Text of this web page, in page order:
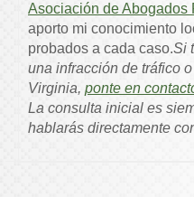
Asociación de Abogados
aporto mi conocimiento
probados a cada caso.Si
una infracción de tráfico
Virginia, ponte en
La consulta inicial es
hablarás directamente